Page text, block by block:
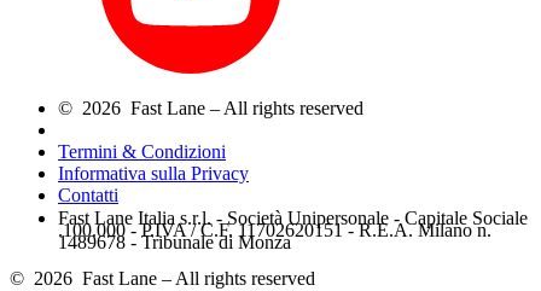
© 2026 Fast Lane – All rights reserved
Termini & Condizioni
Informativa sulla Privacy
Contatti
Fast Lane Italia s.r.l. - Società Unipersonale - Capitale Sociale
.100.000 - P.IVA / C.F. 11702620151 - R.E.A. Milano n.
1489678 - Tribunale di Monza
© 2026 Fast Lane – All rights reserved